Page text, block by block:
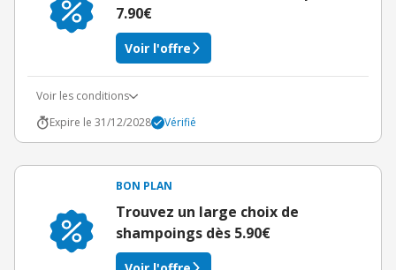
7.90€
Voir l'offre
Voir les conditions
Expire le 31/12/2028
Vérifié
BON PLAN
Trouvez un large choix de
shampoings dès 5.90€